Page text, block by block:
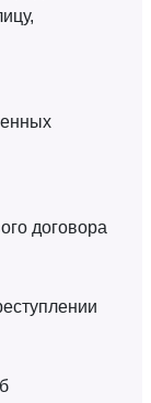
договора